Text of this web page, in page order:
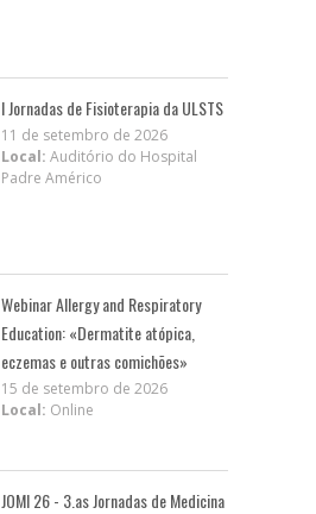
I Jornadas de Fisioterapia da ULSTS
11 de setembro de 2026
Local: Auditório do Hospital
Padre Américo
Webinar Allergy and Respiratory
Education: «Dermatite atópica,
eczemas e outras comichões»
15 de setembro de 2026
Local: Online
JOMI 26 - 3.as Jornadas de Medicina